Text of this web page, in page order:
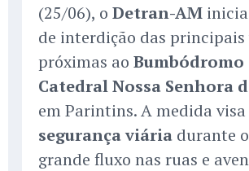
(25/06), o Detran-AM
de interdição das principais
próximas ao Bumbódromo
Catedral Nossa Senhora
em Parintins. A medida
segurança viária durante
grande fluxo nas ruas e